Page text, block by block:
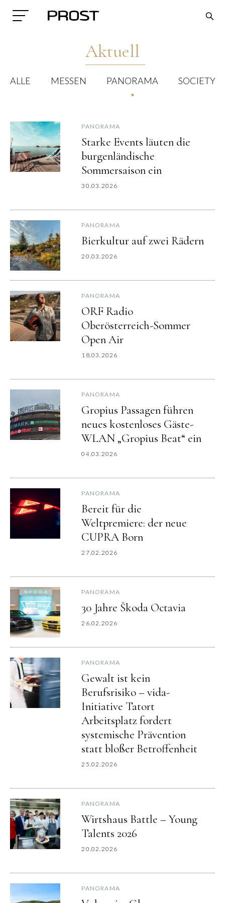
Search
Aktuell
ALLE MESSEN PANORAMA SOCIETY
PANORAMA
Starke Events läuten die
burgenländische
Sommersaison ein
30.03.2026
PANORAMA
Bierkultur auf zwei Rädern
20.03.2026
PANORAMA
ORF Radio
Oberösterreich-Sommer
Open Air
18.03.2026
PANORAMA
Gropius Passagen führen
neues kostenloses Gäste-
WLAN „Gropius Beat“ ein
04.03.2026
PANORAMA
Bereit für die
Weltpremiere: der neue
CUPRA Born
27.02.2026
PANORAMA
30 Jahre Škoda Octavia
26.02.2026
PANORAMA
Gewalt ist kein
Berufsrisiko – vida-
Initiative Tatort
Arbeitsplatz fordert
systemische Prävention
statt bloßer Betroffenheit
25.02.2026
PANORAMA
Wirtshaus Battle – Young
Talents 2026
20.02.2026
PANORAMA